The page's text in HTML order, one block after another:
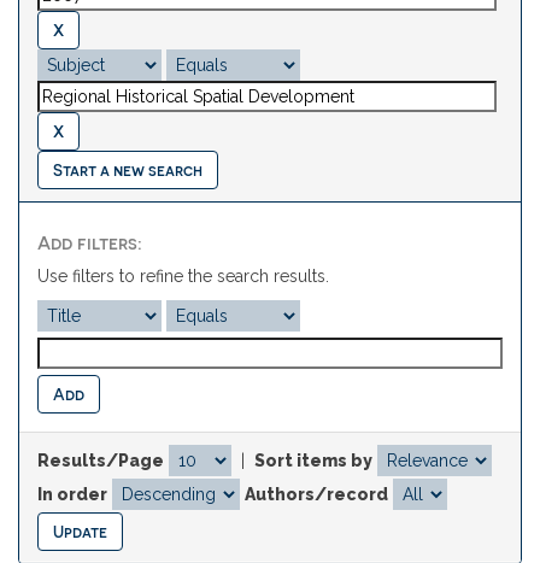
Start a new search
Add filters:
Use filters to refine the search results.
Results/Page
Sort items by
In order
Authors/record